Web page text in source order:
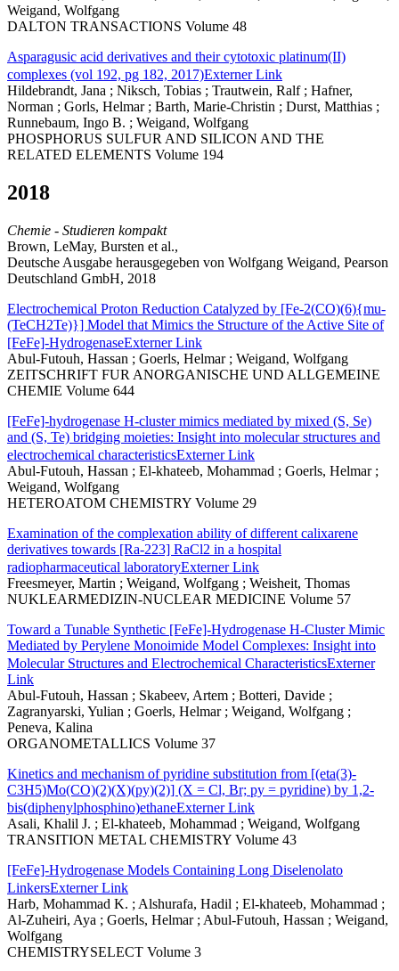
Weigand, Wolfgang
DALTON TRANSACTIONS Volume 48
Asparagusic acid derivatives and their cytotoxic platinum(II)
complexes (vol 192, pg 182, 2017)Externer Link
Hildebrandt, Jana ; Niksch, Tobias ; Trautwein, Ralf ; Hafner,
Norman ; Gorls, Helmar ; Barth, Marie-Christin ; Durst, Matthias ;
Runnebaum, Ingo B. ; Weigand, Wolfgang
PHOSPHORUS SULFUR AND SILICON AND THE
RELATED ELEMENTS Volume 194
2018
Chemie - Studieren kompakt
Brown, LeMay, Bursten et al.,
Deutsche Ausgabe herausgegeben von Wolfgang Weigand, Pearson
Deutschland GmbH, 2018
Electrochemical Proton Reduction Catalyzed by [Fe-2(CO)(6){mu-
(TeCH2Te)}] Model that Mimics the Structure of the Active Site of
[FeFe]-HydrogenaseExterner Link
Abul-Futouh, Hassan ; Goerls, Helmar ; Weigand, Wolfgang
ZEITSCHRIFT FUR ANORGANISCHE UND ALLGEMEINE
CHEMIE Volume 644
[FeFe]-hydrogenase H-cluster mimics mediated by mixed (S, Se)
and (S, Te) bridging moieties: Insight into molecular structures and
electrochemical characteristicsExterner Link
Abul-Futouh, Hassan ; El-khateeb, Mohammad ; Goerls, Helmar ;
Weigand, Wolfgang
HETEROATOM CHEMISTRY Volume 29
Examination of the complexation ability of different calixarene
derivatives towards [Ra-223] RaCl2 in a hospital
radiopharmaceutical laboratoryExterner Link
Freesmeyer, Martin ; Weigand, Wolfgang ; Weisheit, Thomas
NUKLEARMEDIZIN-NUCLEAR MEDICINE Volume 57
Toward a Tunable Synthetic [FeFe]-Hydrogenase H-Cluster Mimic
Mediated by Perylene Monoimide Model Complexes: Insight into
Molecular Structures and Electrochemical CharacteristicsExterner
Link
Abul-Futouh, Hassan ; Skabeev, Artem ; Botteri, Davide ;
Zagranyarski, Yulian ; Goerls, Helmar ; Weigand, Wolfgang ;
Peneva, Kalina
ORGANOMETALLICS Volume 37
Kinetics and mechanism of pyridine substitution from [(eta(3)-
C3H5)Mo(CO)(2)(X)(py)(2)] (X = Cl, Br; py = pyridine) by 1,2-
bis(diphenylphosphino)ethaneExterner Link
Asali, Khalil J. ; El-khateeb, Mohammad ; Weigand, Wolfgang
TRANSITION METAL CHEMISTRY Volume 43
[FeFe]-Hydrogenase Models Containing Long Diselenolato
LinkersExterner Link
Harb, Mohammad K. ; Alshurafa, Hadil ; El-khateeb, Mohammad ;
Al-Zuheiri, Aya ; Goerls, Helmar ; Abul-Futouh, Hassan ; Weigand,
Wolfgang
CHEMISTRYSELECT Volume 3